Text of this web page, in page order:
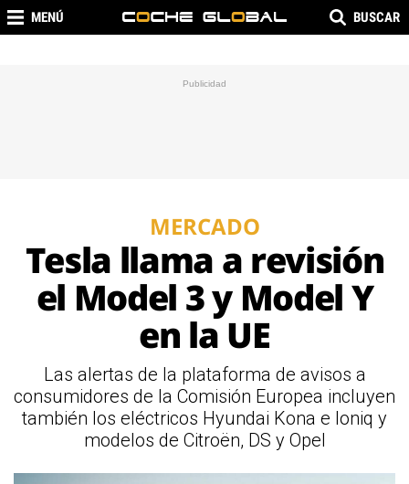
MENÚ BUSCAR
MERCADO
Tesla llama a revisión
el Model 3 y Model Y
en la UE
Las alertas de la plataforma de avisos a
consumidores de la Comisión Europea incluyen
también los eléctricos Hyundai Kona e Ioniq y
modelos de Citroën, DS y Opel